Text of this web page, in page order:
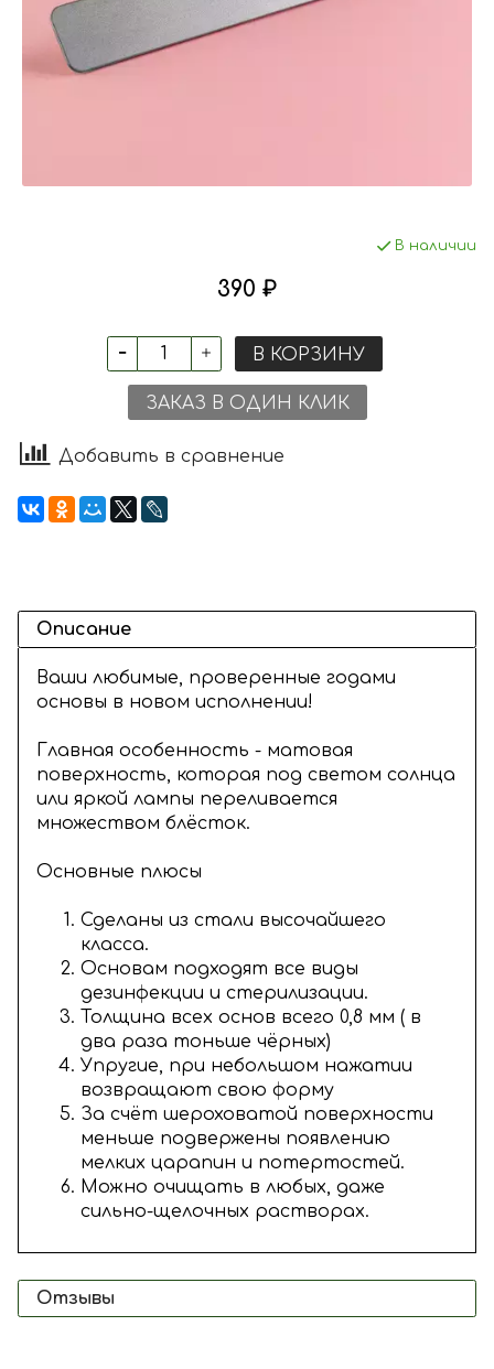
В наличии
390 ₽
В КОРЗИНУ
ЗАКАЗ В ОДИН КЛИК
Добавить в сравнение
Описание
Ваши любимые, проверенные годами
основы в новом исполнении!
Главная особенность - матовая
поверхность, которая под светом солнца
или яркой лампы переливается
множеством блёсток.
Основные плюсы
Сделаны из стали высочайшего
класса.
Основам подходят все виды
дезинфекции и стерилизации.
Толщина всех основ всего 0,8 мм ( в
два раза тоньше чёрных)
Упругие, при небольшом нажатии
возвращают свою форму
За счёт шероховатой поверхности
меньше подвержены появлению
мелких царапин и потертостей.
Можно очищать в любых, даже
сильно-щелочных растворах.
Отзывы